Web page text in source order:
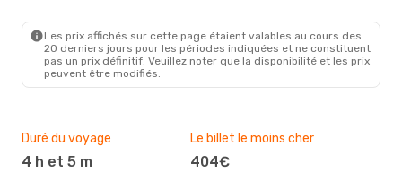
Les prix affichés sur cette page étaient valables au cours des
20 derniers jours pour les périodes indiquées et ne constituent
pas un prix définitif. Veuillez noter que la disponibilité et les prix
peuvent être modifiés.
Duré du voyage
4 h et 5 m
Le billet le moins cher
404€